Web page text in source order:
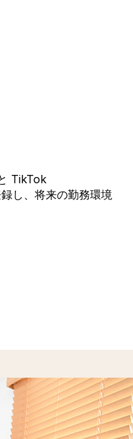
TikTok
ウィンドウで開きます)
し、将来の勤務環境